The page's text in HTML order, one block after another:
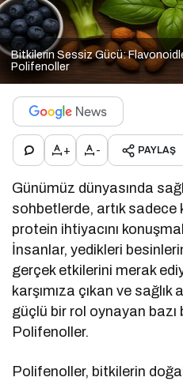
Bitkilerin Sessiz Gücü:
Polifenoller
+ - PAYLAŞ
Günümüz dünyasında
sohbetlerde, artık
protein ihtiyacını
İnsanlar, yedikleri
gerçek etkilerini merak
karşımıza çıkan ve
güçlü bir rol oynayan bazı
Polifenoller.
Polifenoller, bitkilerin